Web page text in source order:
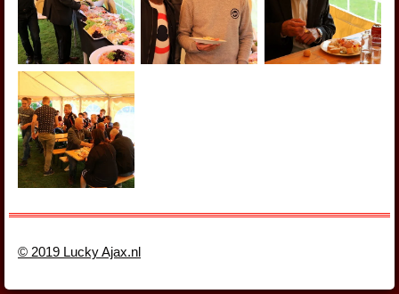
© 2019 Lucky Ajax.nl